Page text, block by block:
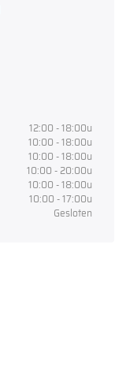
12:00 - 18:00u
10:00 - 18:00u
10:00 - 18:00u
10:00 - 20:00u
10:00 - 18:00u
10:00 - 17:00u
Gesloten